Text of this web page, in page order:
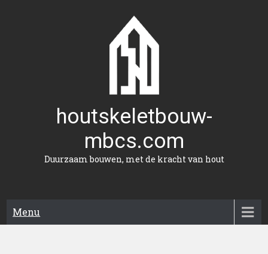
houtskeletbouw-
mbcs.com
Duurzaam bouwen, met de kracht van hout
Menu